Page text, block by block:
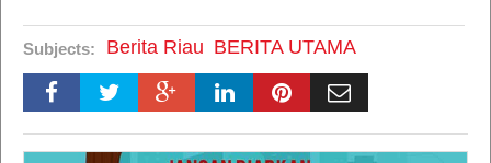
Subjects: Berita Riau BERITA UTAMA